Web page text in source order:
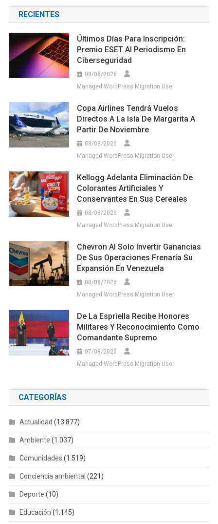
RECIENTES
Últimos Días Para Inscripción:
Premio ESET Al Periodismo En
Ciberseguridad
08/08/2026
Managed WordPress Migration User
Copa Airlines Tendrá Vuelos
Directos A La Isla De Margarita A
Partir De Noviembre
08/08/2026
Managed WordPress Migration User
Kellogg Adelanta Eliminación De
Colorantes Artificiales Y
Conservantes En Sus Cereales
08/08/2026
Managed WordPress Migration User
Chevron Al Solo Invertir Ganancias
De Sus Operaciones Frenaría Su
Expansión En Venezuela
08/08/2026
Managed WordPress Migration User
De La Espriella Recibe Honores
Militares Y Reconocimiento Como
Comandante Supremo
07/08/2026
Managed WordPress Migration User
CATEGORÍAS
Actualidad (13.877)
Ambiente (1.037)
Comunidades (1.519)
Conciencia ambiental (221)
Deporte (10)
Educación (1.145)